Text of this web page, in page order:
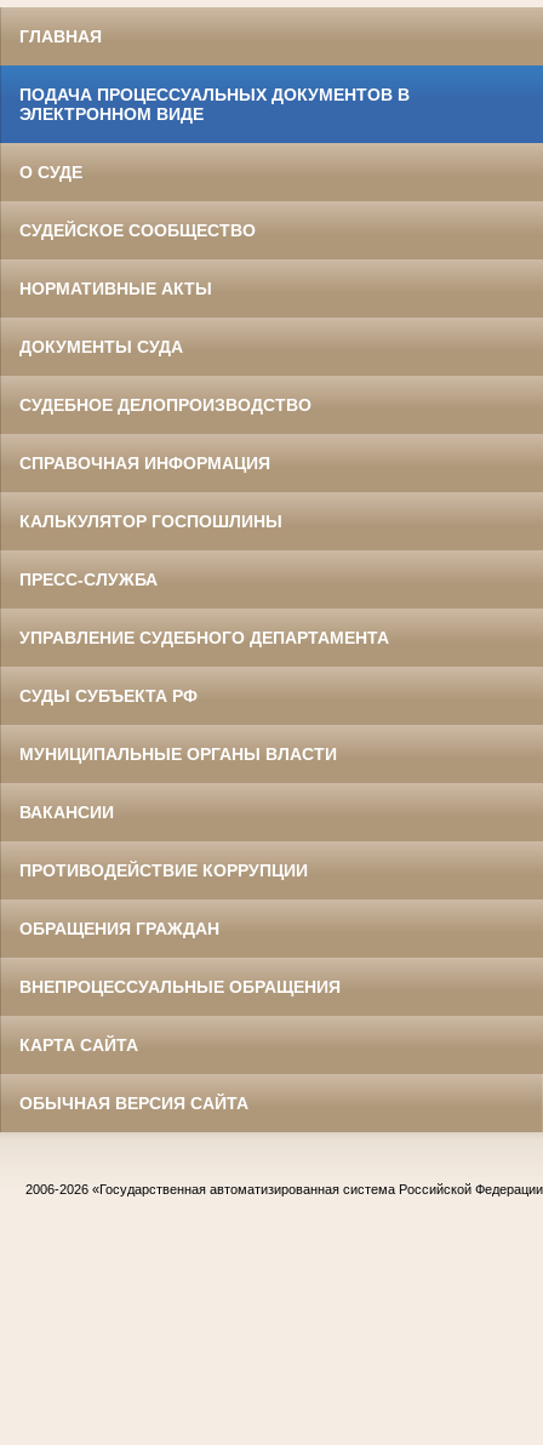
ГЛАВНАЯ
ПОДАЧА ПРОЦЕССУАЛЬНЫХ ДОКУМЕНТОВ В
ЭЛЕКТРОННОМ ВИДЕ
О СУДЕ
СУДЕЙСКОЕ СООБЩЕСТВО
НОРМАТИВНЫЕ АКТЫ
ДОКУМЕНТЫ СУДА
СУДЕБНОЕ ДЕЛОПРОИЗВОДСТВО
СПРАВОЧНАЯ ИНФОРМАЦИЯ
КАЛЬКУЛЯТОР ГОСПОШЛИНЫ
ПРЕСС-СЛУЖБА
УПРАВЛЕНИЕ СУДЕБНОГО ДЕПАРТАМЕНТА
СУДЫ СУБЪЕКТА РФ
МУНИЦИПАЛЬНЫЕ ОРГАНЫ ВЛАСТИ
ВАКАНСИИ
ПРОТИВОДЕЙСТВИЕ КОРРУПЦИИ
ОБРАЩЕНИЯ ГРАЖДАН
ВНЕПРОЦЕССУАЛЬНЫЕ ОБРАЩЕНИЯ
КАРТА САЙТА
ОБЫЧНАЯ ВЕРСИЯ САЙТА
2006-2026 «Государственная автоматизированная система Российской